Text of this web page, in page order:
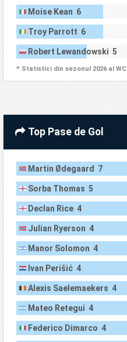
Moise Kean 6
Troy Parrott 6
Robert Lewandowski 5
* Statistici din sezonul 2026 al
Top Pase de Gol
Martin Ødegaard 7
Sorba Thomas 5
Declan Rice 4
Julian Ryerson 4
Manor Solomon 4
Ivan Perišić 4
Alexis Saelemaekers 4
Mateo Retegui 4
Federico Dimarco 4